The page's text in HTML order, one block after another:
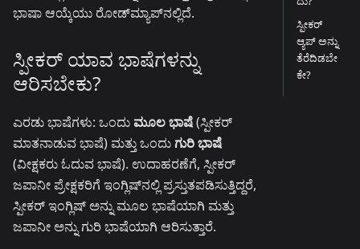
ಭಾಷಾ ಆಯ್ಕೆಯು ರೋಡ್‌ಮ್ಯಾಪ್‌ನಲ್ಲಿದೆ.
ಸ್ಪೀಕರ್ ಯಾವ ಭಾಷೆಗಳನ್ನು
ಆರಿಸಬೇಕು?
ಎರಡು ಭಾಷೆಗಳು: ಒಂದು ಮೂಲ ಭಾಷೆ(ಸ್ಪೀಕರ್
ಮಾತನಾಡುವ ಭಾಷೆ) ಮತ್ತು ಒಂದು ಗುರಿ ಭಾಷೆ
(ವೀಕ್ಷಕರು ಓದುವ ಭಾಷೆ). ಉದಾಹರಣೆಗೆ, ಸ್ಪೀಕರ್
ಜಪಾನೀ ಪ್ರೇಕ್ಷಕರಿಗೆ ಇಂಗ್ಲಿಷ್‌ನಲ್ಲಿ ಪ್ರಸ್ತುತಪಡಿಸುತ್ತಿದ್ದರೆ,
ಸ್ಪೀಕರ್ ಇಂಗ್ಲಿಷ್ ಅನ್ನು ಮೂಲ ಭಾಷೆಯಾಗಿ ಮತ್ತು
ಜಪಾನೀ ಅನ್ನು ಗುರಿ ಭಾಷೆಯಾಗಿ ಆರಿಸುತ್ತಾರೆ.
ಸ್ಪೀಕರ್
ಆ್ಯಪ್ ಅನ್ನು
ತೆರೆದಿಡಬೇ
ಕೇ?